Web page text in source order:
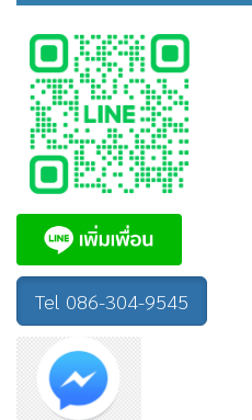
Tel 086-304-9545